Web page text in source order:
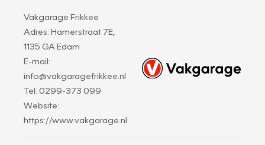
Vakgarage Frikkee
Adres: Hamerstraat 7E,
1135 GA Edam
E-mail:
info@vakgaragefrikkee.nl
Tel: 0299-373 099
Website:
https://www.vakgarage.nl